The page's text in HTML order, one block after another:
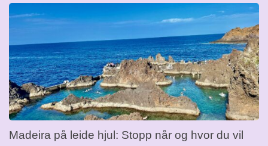
Madeira på leide hjul: Stopp når og hvor du vil